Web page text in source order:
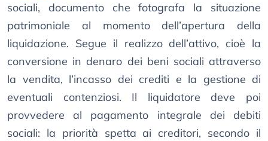
sociali, documento che fotografa la situazione
patrimoniale al momento dell’apertura della
liquidazione. Segue il realizzo dell’attivo, cioè la
conversione in denaro dei beni sociali attraverso
la vendita, l’incasso dei crediti e la gestione di
eventuali contenziosi. Il liquidatore deve poi
provvedere al pagamento integrale dei debiti
sociali: la priorità spetta ai creditori, secondo il